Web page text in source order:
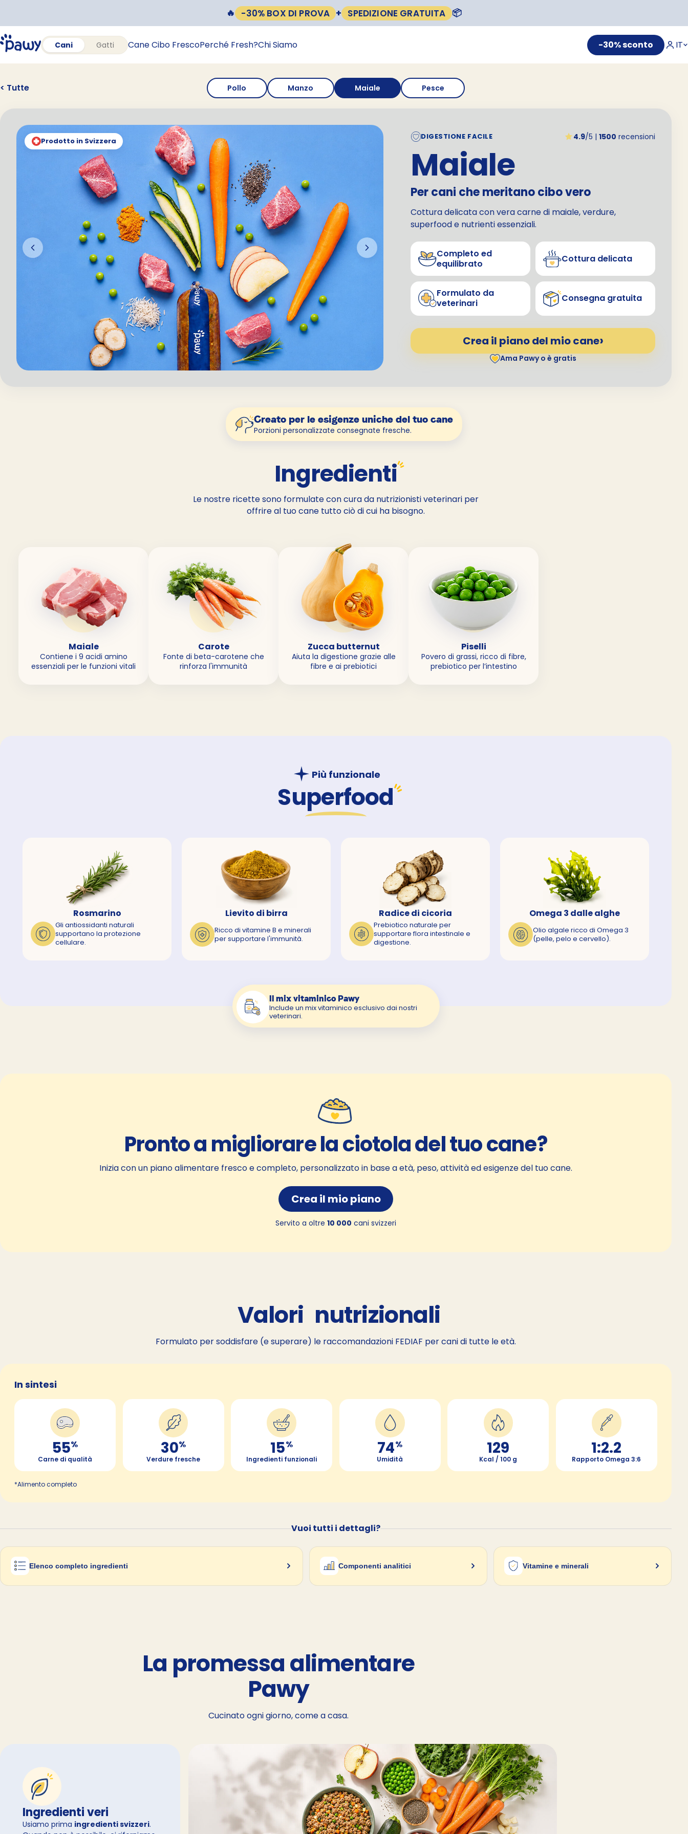
🔥 -30% BOX DI PROVA + SPEDIZIONE GRATUITA 📦
Cani Gatti Cane Cibo FrescoPerché Fresh?Chi Siamo -30% sconto IT
< Tutte Pollo Manzo Maiale Pesce
Prodotto in Svizzera DIGESTIONE FACILE 4.9/5 | 1500 recensioni
Maiale
Per cani che meritano cibo vero
Cottura delicata con vera carne di maiale, verdure,
superfood e nutrienti essenziali.
Completo ed
equilibrato
Cottura delicata
Formulato da
veterinari
Consegna gratuita
Crea il piano del mio cane
Ama Pawy o è gratis
Creato per le esigenze uniche del tuo cane
Porzioni personalizzate consegnate fresche.
Ingredienti
Le nostre ricette sono formulate con cura da nutrizionisti veterinari per
offrire al tuo cane tutto ciò di cui ha bisogno.
Maiale
Contiene i 9 acidi amino
essenziali per le funzioni vitali
Carote
Fonte di beta-carotene che
rinforza l'immunità
Zucca butternut
Aiuta la digestione grazie alle
fibre e ai prebiotici
Piselli
Povero di grassi, ricco di fibre,
prebiotico per l’intestino
Più funzionale
Superfood
Rosmarino
Gli antiossidanti naturali
supportano la protezione
cellulare.
Lievito di birra
Ricco di vitamine B e minerali
per supportare l'immunità.
Radice di cicoria
Prebiotico naturale per
supportare flora intestinale e
digestione.
Omega 3 dalle alghe
Olio algale ricco di Omega 3
(pelle, pelo e cervello).
Il mix vitaminico Pawy
Include un mix vitaminico esclusivo dai nostri
veterinari.
Pronto a migliorare la ciotola del tuo cane?
Inizia con un piano alimentare fresco e completo, personalizzato in base a età, peso, attività ed esigenze del tuo cane.
Crea il mio piano
Servito a oltre 10 000 cani svizzeri
Valori nutrizionali
Formulato per soddisfare (e superare) le raccomandazioni FEDIAF per cani di tutte le età.
In sintesi
55%
Carne di qualità
30%
Verdure fresche
15%
Ingredienti funzionali
74%
Umidità
129
Kcal / 100 g
1:2.2
Rapporto Omega 3:6
*Alimento completo
Vuoi tutti i dettagli?
Elenco completo ingredienti Componenti analitici Vitamine e minerali
La promessa alimentare
Pawy
Cucinato ogni giorno, come a casa.
Ingredienti veri
Usiamo prima ingredienti svizzeri.